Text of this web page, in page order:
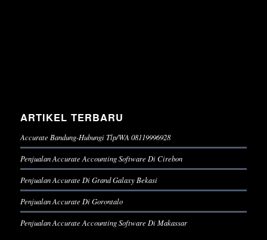
ARTIKEL TERBARU
Accurate Bandung-Hubungi Tlp/WA 08119996928
Penjualan Accurate Accounting Software Di Cirebon
Penjualan Accurate Di Grand Galaxy Bekasi
Penjualan Accurate Di Gorontalo
Penjualan Accurate Accounting Software Di Makassar